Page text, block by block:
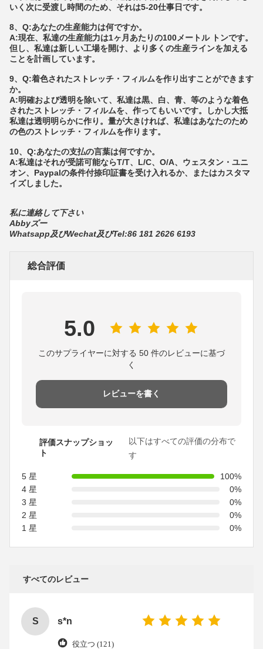
いく次に受渡し時間のため、それは5-20仕事日です。
8、Q:あなたの生産能力は何ですか。
A:現在、私達の生産能力は1ヶ月あたりの100メートル トンです。
但し、私達は新しい工場を開け、より多くの生産ラインを加える
ことを計画しています。
9、Q:着色されたストレッチ・フィルムを作り出すことができます
か。
A:明確および透明を除いて、私達は黒、白、青、等のような着色
されたストレッチ・フィルムを、作ってもいいです。しかし大抵
私達は透明明らかに作り。量が大きければ、私達はあなたのため
の色のストレッチ・フィルムを作ります。
10、Q:あなたの支払の言葉は何ですか。
A:私達はそれが受諾可能ならT/T、L/C、O/A、ウェスタン・ユニ
オン、Paypalの条件付捺印証書を受け入れるか、またはカスタマ
イズしました。
私に連絡して下さい
Abbyズー
Whatsapp及びWechat及びTel:86 181 2626 6193
総合評価
5.0
このサプライヤーに対する 50 件のレビューに基づ
く
レビューを書く
評価スナップショッ
ト
以下はすべての評価の分布で
す
5 星
100%
4 星
0%
3 星
0%
2 星
0%
1 星
0%
すべてのレビュー
S s*n
役立つ (121)